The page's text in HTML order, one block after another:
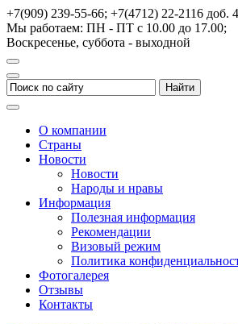
+7(909) 239-55-66; +7(4712) 22-2116 доб.
Мы работаем: ПН - ПТ с 10.00 до 17.00;
Воскресенье, суббота - выходной
О компании
Страны
Новости
Новости
Народы и нравы
Информация
Полезная информация
Рекомендации
Визовый режим
Политика
Фотогалерея
Отзывы
Контакты